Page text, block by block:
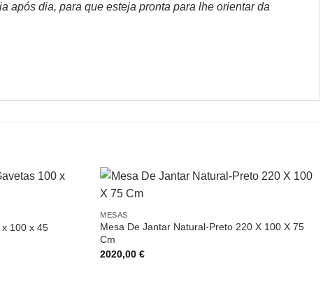
após dia, para que esteja pronta para lhe orientar da
100 x 45
MESAS
Mesa De Jantar Natural-Preto 220 X 100 X 75
Cm
2020,00€